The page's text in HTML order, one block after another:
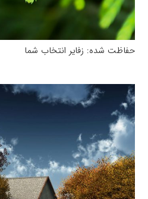
حفاظت شده: زفایر انتخاب شما